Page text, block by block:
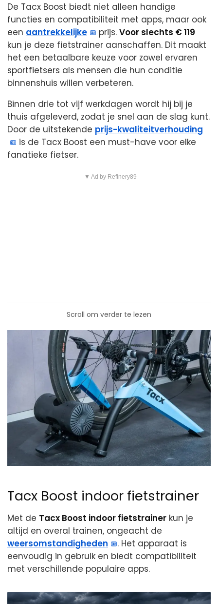
De Tacx Boost biedt niet alleen handige
functies en compatibiliteit met apps, maar ook
een aantrekkelijke prijs.Voor slechts € 119
kun je deze fietstrainer aanschaffen. Dit maakt
het een betaalbare keuze voor zowel ervaren
sportfietsers als mensen die hun conditie
binnenshuis willen verbeteren.
Binnen drie tot vijf werkdagen wordt hij bij je
thuis afgeleverd, zodat je snel aan de slag kunt.
Door de uitstekende prijs-kwaliteitverhouding
is de Tacx Boost een must-have voor elke
fanatieke fietser.
▼ Ad by Refinery89
Scroll om verder te lezen
Tacx Boost indoor fietstrainer
Met de Tacx Boost indoor fietstrainer kun je
altijd en overal trainen, ongeacht de
weersomstandigheden
. Het apparaat is
eenvoudig in gebruik en biedt compatibiliteit
met verschillende populaire apps.